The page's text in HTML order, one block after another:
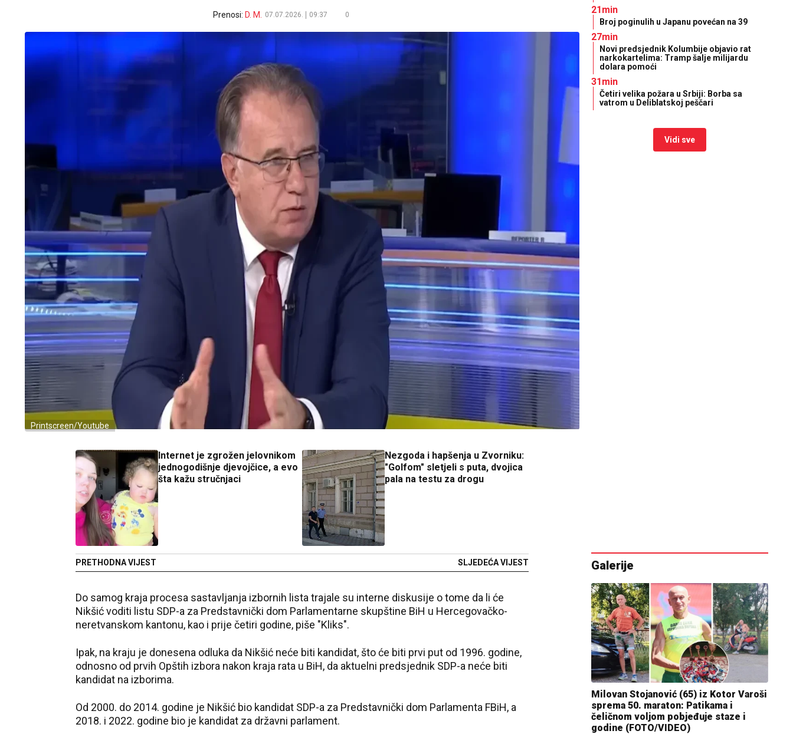
Prenosi: D. M. 07.07.2026. 09:37 0
Printscreen/Youtube
Internet je zgrožen jelovnikom
jednogodišnje djevojčice, a evo
šta kažu stručnjaci
PRETHODNA VIJEST
Nezgoda i hapšenja u Zvorniku:
"Golfom" sletjeli s puta, dvojica
pala na testu za drogu
SLJEDEĆA VIJEST
Do samog kraja procesa sastavljanja izbornih lista trajale su interne diskusije o tome da li će
Nikšić voditi listu SDP-a za Predstavnički dom Parlamentarne skupštine BiH u Hercegovačko-
neretvanskom kantonu, kao i prije četiri godine, piše "Kliks".
Ipak, na kraju je donesena odluka da Nikšić neće biti kandidat, što će biti prvi put od 1996. godine,
odnosno od prvih Opštih izbora nakon kraja rata u BiH, da aktuelni predsjednik SDP-a neće biti
kandidat na izborima.
Od 2000. do 2014. godine je Nikšić bio kandidat SDP-a za Predstavnički dom Parlamenta FBiH, a
2018. i 2022. godine bio je kandidat za državni parlament.
21min
Broj poginulih u Japanu povećan na 39
27min
Novi predsjednik Kolumbije objavio rat
narkokartelima: Tramp šalje milijardu
dolara pomoći
31min
Četiri velika požara u Srbiji: Borba sa
vatrom u Deliblatskoj peščari
Vidi sve
Galerije
Milovan Stojanović (65) iz Kotor Varoši
sprema 50. maraton: Patikama i
čeličnom voljom pobjeđuje staze i
godine (FOTO/VIDEO)